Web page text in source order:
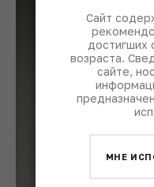
Сайт
достигших
возраста.
сайте,
МНЕ